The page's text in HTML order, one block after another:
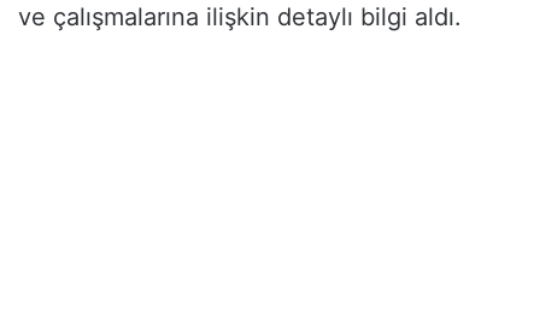
ve çalışmalarına ilişkin detaylı bilgi aldı.